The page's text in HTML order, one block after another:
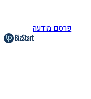
פרסם מודעה